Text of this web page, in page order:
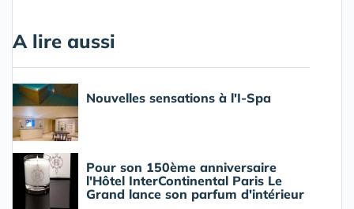
A lire aussi
Nouvelles sensations à l'I-Spa
Pour son 150ème anniversaire
l'Hôtel InterContinental Paris Le
Grand lance son parfum d'intérieur